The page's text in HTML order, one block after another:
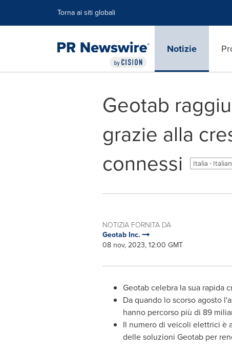
Torna ai siti globali
Notizie
Geotab
grazie alla
connessi
Italia -
NOTIZIA FORNITA DA
Geotab Inc.
08 nov, 2023, 12:00 GMT
Geotab celebra la sua rapida
Da quando lo scorso agosto
hanno percorso più di 89
Il numero di veicoli elettrici è
delle soluzioni Geotab per